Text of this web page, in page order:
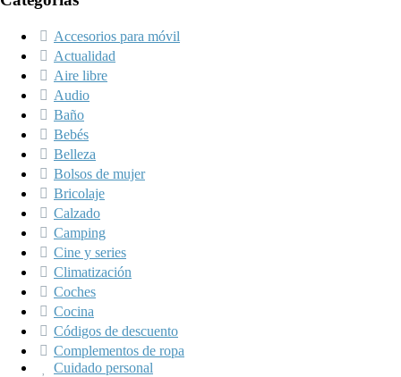
Accesorios para móvil
Actualidad
Aire libre
Audio
Baño
Bebés
Belleza
Bolsos de mujer
Bricolaje
Calzado
Camping
Cine y series
Climatización
Coches
Cocina
Códigos de descuento
Complementos de ropa
Cuidado personal